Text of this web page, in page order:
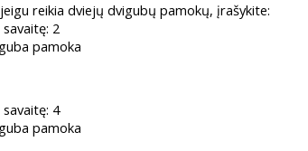
reikia dviejų dvigubų pamokų, įrašykite:
2
pamoka
4
pamoka